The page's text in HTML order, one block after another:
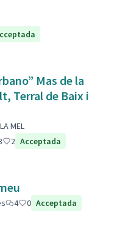
Mas de la
Terral de Baix i
MEL
2 Acceptada
4 0 Acceptada